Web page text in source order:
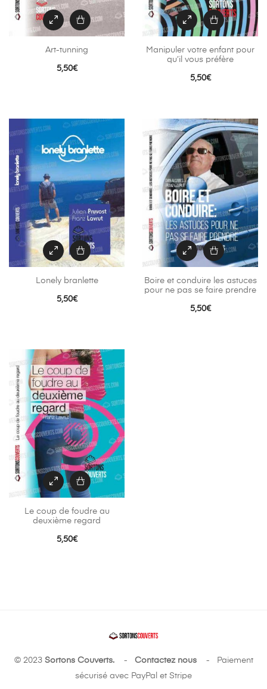
Art-tunning
5,50€
Manipuler votre enfant pour
qu’il vous préfère
5,50€
Lonely branlette
5,50€
Boire et conduire les astuces
pour ne pas se faire prendre
5,50€
Le coup de foudre au
deuxième regard
5,50€
© 2023 Sortons Couverts.- Contactez nous- Paiement
sécurisé avec PayPal et Stripe